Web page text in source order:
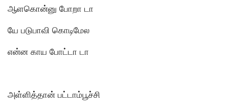
ஆளகொன்னு போறா டா
யே படுபாவி கொடிமேல
என்ன காய போட்டா டா
அள்ளித்தான் பட்டாம்பூச்சி